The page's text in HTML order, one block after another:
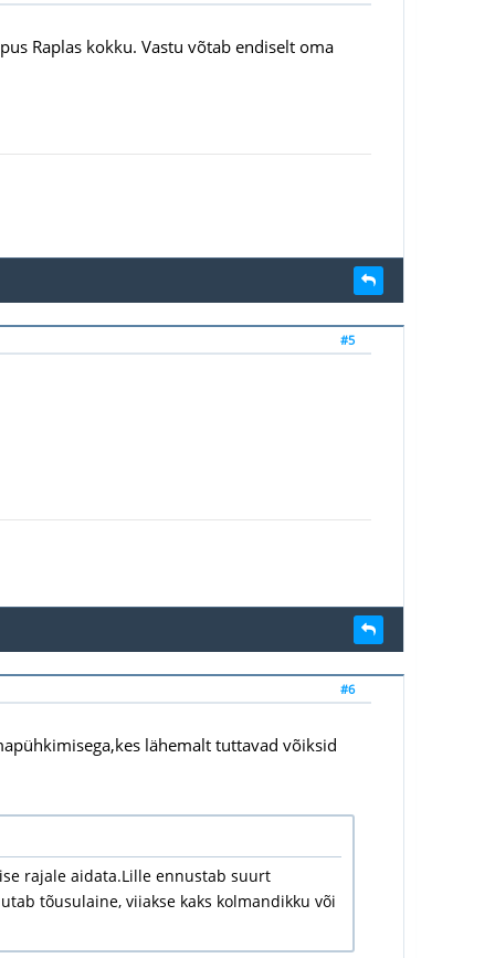
Raplas kokku. Vastu võtab endiselt oma
#5
#6
lähemalt tuttavad võiksid
rajale aidata.Lille ennustab suurt
tõusulaine, viiakse kaks kolmandikku või